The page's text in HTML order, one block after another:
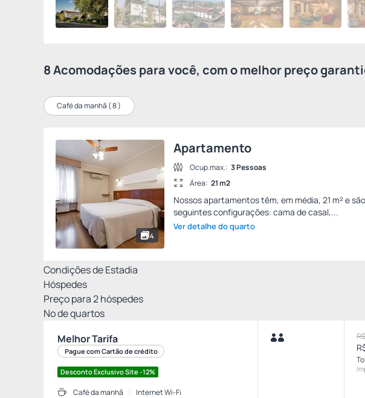
8 Acomodações para você, com o melhor preço
Café da manhã (8)
4
Apartamento
Ocup.max.: 3 Pessoas
Área: 21 m2
Nossos apartamentos têm, em média, 21 m² e
seguintes configurações: cama de casal,...
Ver detalhe do quarto
Condições de Estadia
Hóspedes
Preço para2hóspedes
Nº de quartos
Melhor Tarifa
Pague com Cartão de crédito
Desconto Exclusivo Site -12%
Café da manhã
Internet Wi-Fi